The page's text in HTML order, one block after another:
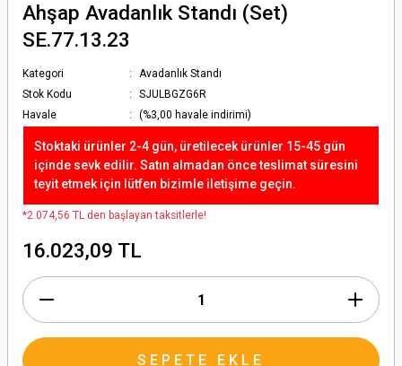
Ahşap Avadanlık Standı (Set)
SE.77.13.23
Kategori
Avadanlık Standı
Stok Kodu
SJULBGZG6R
Havale
(%3,00 havale indirimi)
Stoktaki ürünler 2-4 gün, üretilecek ürünler 15-45 gün
içinde sevk edilir. Satın almadan önce teslimat süresini
teyit etmek için lütfen bizimle iletişime geçin.
*2.074,56 TL den başlayan taksitlerle!
16.023,09 TL
SEPETE EKLE